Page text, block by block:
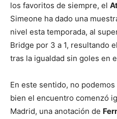
los favoritos de siempre, el
Simeone ha dado una
nivel esta temporada, al
Bridge por 3 a 1, resultando
tras la igualdad sin goles en
En este sentido, no
bien el encuentro comenzó
Madrid, una anotación de